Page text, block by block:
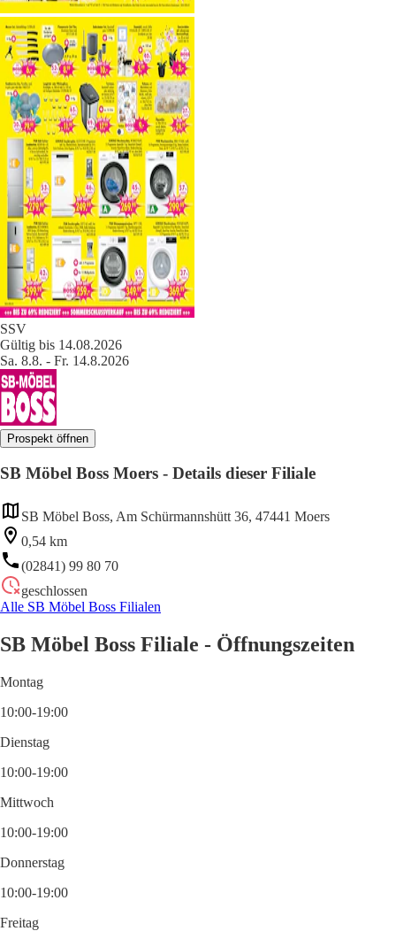
SSV
Gültig bis 14.08.2026
Sa. 8.8. - Fr. 14.8.2026
Prospekt öffnen
SB Möbel Boss Moers - Details dieser Filiale
SB Möbel Boss, Am Schürmannshütt 36, 47441 Moers
0,54 km
(02841) 99 80 70
geschlossen
Alle SB Möbel Boss Filialen
SB Möbel Boss Filiale - Öffnungszeiten
Montag
10:00-19:00
Dienstag
10:00-19:00
Mittwoch
10:00-19:00
Donnerstag
10:00-19:00
Freitag